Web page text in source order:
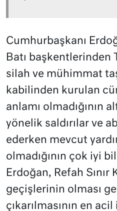
Cumhurbaşkanı
Batı başkentlerinden
silah ve mühimmat
kabilinden kurulan
anlamı olmadığının
yönelik saldırılar ve
ederken mevcut
olmadığının çok iyi
Erdoğan, Refah Sınır
geçişlerinin olması
çıkarılmasının en